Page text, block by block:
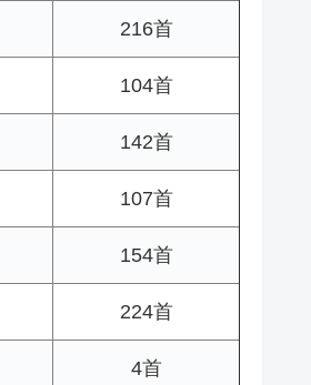
216首
104首
142首
107首
154首
224首
4首